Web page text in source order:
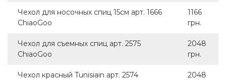
Чехол для носочных спиц 15см арт. 1666
ChiaoGoo
1166
грн.
Чехол для съемных спиц арт. 2575
ChiaoGoo
2048
грн.
Чехол красный Tunisiain арт. 2574
2048